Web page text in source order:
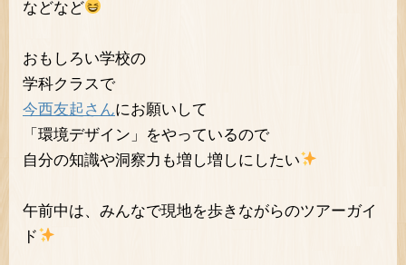
などなど
おもしろい学校の
学科クラスで
今西友起さんにお願いして
「環境デザイン」をやっているので
自分の知識や洞察力も増し増しにしたい
午前中は、みんなで現地を歩きながらのツアーガイ
ド